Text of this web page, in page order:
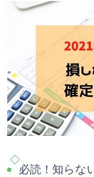
必読！知らな